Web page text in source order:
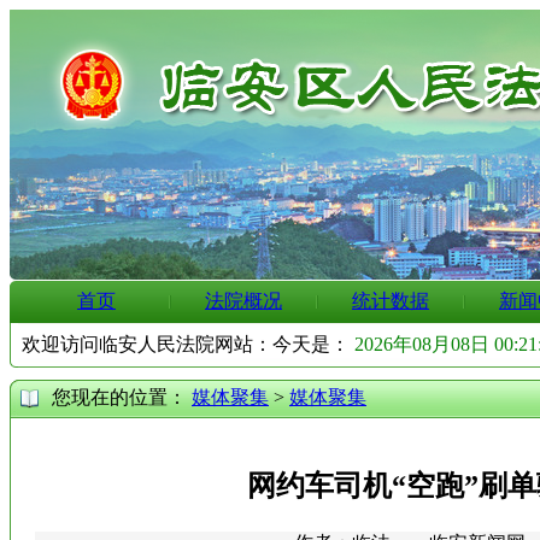
首页 法院概况 统计数据 新
欢迎访问临安人民法院网站：今天是： 2026年08月08日
您现在的位置：媒体聚集>媒体聚集
网约车司机“空跑”刷